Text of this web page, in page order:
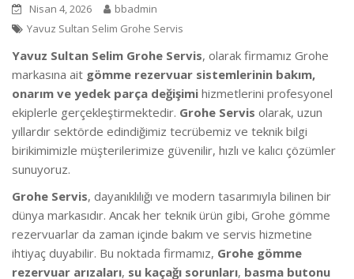
Nisan 4, 2026
bbadmin
Yavuz Sultan Selim Grohe Servis
Yavuz Sultan Selim Grohe Servis, olarak firmamız Grohe
markasına ait gömme rezervuar sistemlerinin bakım,
onarım ve yedek parça değişimi hizmetlerini profesyonel
ekiplerle gerçekleştirmektedir. Grohe Servis olarak, uzun
yıllardır sektörde edindiğimiz tecrübemiz ve teknik bilgi
birikimimizle müşterilerimize güvenilir, hızlı ve kalıcı çözümler
sunuyoruz.
Grohe Servis, dayanıklılığı ve modern tasarımıyla bilinen bir
dünya markasıdır. Ancak her teknik ürün gibi, Grohe gömme
rezervuarlar da zaman içinde bakım ve servis hizmetine
ihtiyaç duyabilir. Bu noktada firmamız, Grohe gömme
rezervuar arızaları, su kaçağı sorunları, basma butonu